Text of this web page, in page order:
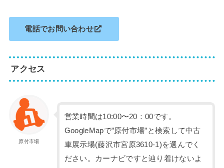
電話でお問い合わせ
アクセス
原付市場
営業時間は10:00〜20：00です。
GoogleMapで”原付市場”と検索して中古
車展示場(藤沢市宮原3610-1)を選んでく
ださい。カーナビですと辿り着けないよ